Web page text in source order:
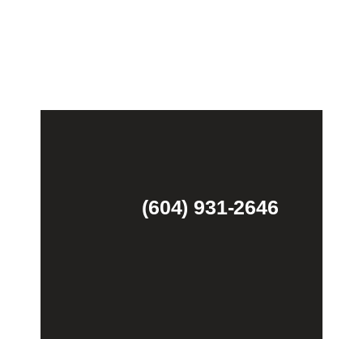
(604) 931-2646